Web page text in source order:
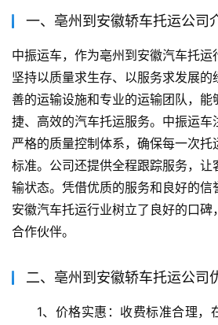
一、亳州到安徽轿车托运公司
中振运车，作为亳州到安徽汽车托
坚持以质量求生存、以服务求发展
善的运输设施和专业的运输团队，能
捷、高效的汽车托运服务。中振运车
严格的质量控制体系，确保每一次
标准。公司还提供全程跟踪服务，让
输状态。凭借优质的服务和良好的信
安徽汽车托运行业树立了良好的口碑
合作伙伴。
二、亳州到安徽轿车托运公司
1、价格实惠：收费标准合理，